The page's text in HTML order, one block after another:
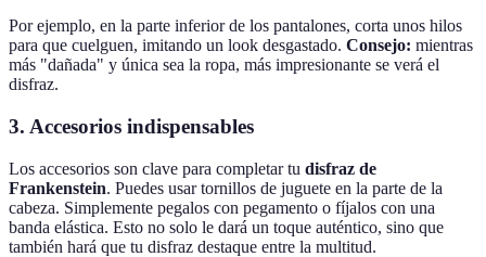
Por ejemplo, en la parte inferior de los pantalones, corta unos hilos
para que cuelguen, imitando un look desgastado. Consejo: mientras
más "dañada" y única sea la ropa, más impresionante se verá el
disfraz.
3. Accesorios indispensables
Los accesorios son clave para completar tu disfraz de
Frankenstein. Puedes usar tornillos de juguete en la parte de la
cabeza. Simplemente pegalos con pegamento o fíjalos con una
banda elástica. Esto no solo le dará un toque auténtico, sino que
también hará que tu disfraz destaque entre la multitud.